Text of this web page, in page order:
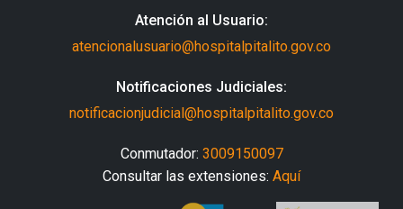
Atención al Usuario:
atencionalusuario@hospitalpitalito.gov.co
Notificaciones Judiciales:
notificacionjudicial@hospitalpitalito.gov.co
Conmutador: 3009150097
Consultar las extensiones: Aquí